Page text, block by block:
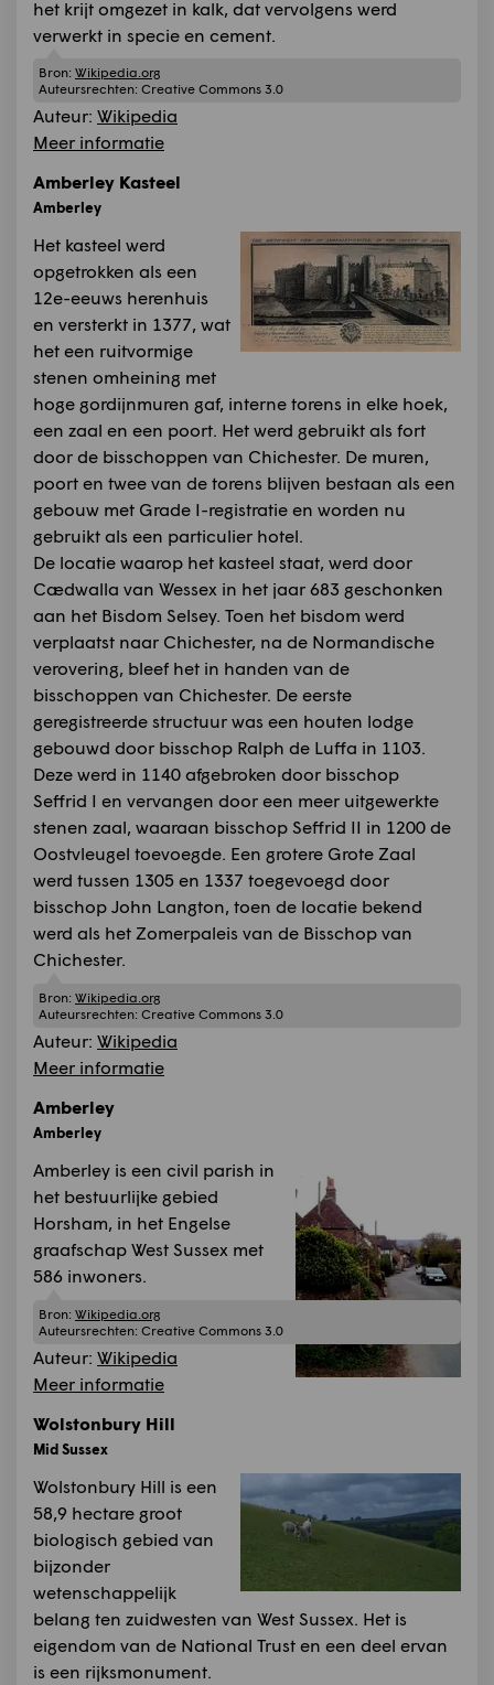
het krijt omgezet in kalk, dat vervolgens werd
verwerkt in specie en cement.
Bron: Wikipedia.org
Auteursrechten: Creative Commons 3.0
Auteur: Wikipedia
Meer informatie
Amberley Kasteel
Amberley
Het kasteel werd
opgetrokken als een
12e-eeuws herenhuis
en versterkt in 1377, wat
het een ruitvormige
stenen omheining met
hoge gordijnmuren gaf, interne torens in elke hoek,
een zaal en een poort. Het werd gebruikt als fort
door de bisschoppen van Chichester. De muren,
poort en twee van de torens blijven bestaan als een
gebouw met Grade I-registratie en worden nu
gebruikt als een particulier hotel.
De locatie waarop het kasteel staat, werd door
Cædwalla van Wessex in het jaar 683 geschonken
aan het Bisdom Selsey. Toen het bisdom werd
verplaatst naar Chichester, na de Normandische
verovering, bleef het in handen van de
bisschoppen van Chichester. De eerste
geregistreerde structuur was een houten lodge
gebouwd door bisschop Ralph de Luffa in 1103.
Deze werd in 1140 afgebroken door bisschop
Seffrid I en vervangen door een meer uitgewerkte
stenen zaal, waaraan bisschop Seffrid II in 1200 de
Oostvleugel toevoegde. Een grotere Grote Zaal
werd tussen 1305 en 1337 toegevoegd door
bisschop John Langton, toen de locatie bekend
werd als het Zomerpaleis van de Bisschop van
Chichester.
Bron: Wikipedia.org
Auteursrechten: Creative Commons 3.0
Auteur: Wikipedia
Meer informatie
Amberley
Amberley
Amberley is een civil parish in
het bestuurlijke gebied
Horsham, in het Engelse
graafschap West Sussex met
586 inwoners.
Bron: Wikipedia.org
Auteursrechten: Creative Commons 3.0
Auteur: Wikipedia
Meer informatie
Wolstonbury Hill
Mid Sussex
Wolstonbury Hill is een
58,9 hectare groot
biologisch gebied van
bijzonder
wetenschappelijk
belang ten zuidwesten van West Sussex. Het is
eigendom van de National Trust en een deel ervan
is een rijksmonument.